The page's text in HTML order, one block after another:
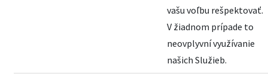
vašu voľbu rešpektovať.
V žiadnom prípade to
neovplyvní využívanie
našich Služieb.